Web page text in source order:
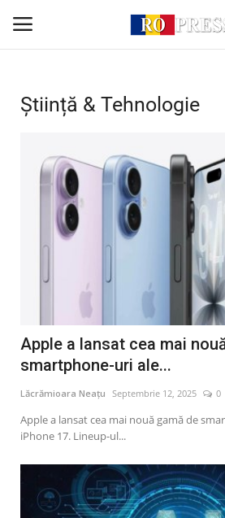
Conectare Înregistrare
Intern
Socio-Economic
Monden
Artă & Cultură
Sănătate
Știință & Tehnologie
Apple a lansat cea mai
smartphone-uri ale...
Lăcrămioara Neațu Septembrie 12, 2025 0
Apple a lansat cea mai nouă gamă de
iPhone 17. Lineup-ul...